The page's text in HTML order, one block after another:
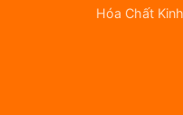
Hóa Chất